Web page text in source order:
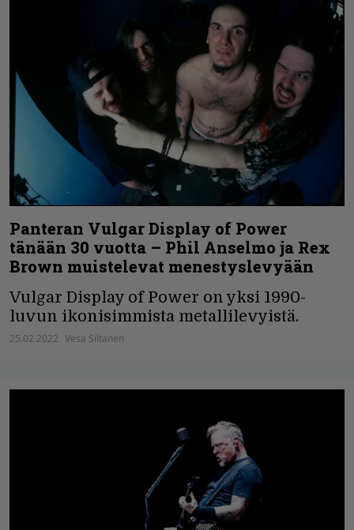
Panteran Vulgar Display of Power
tänään 30 vuotta – Phil Anselmo ja Rex
Brown muistelevat menestyslevyään
Vulgar Display of Power on yksi 1990-
luvun ikonisimmista metallilevyistä.
25.02.2022 Vesa Siltanen